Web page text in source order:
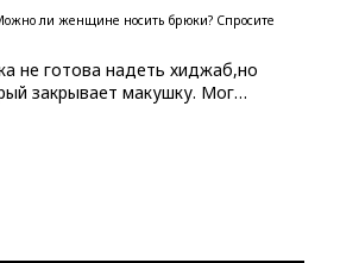
ли женщине носить брюки? Спросите
не готова надеть хиджаб,но
закрывает макушку. Мог…